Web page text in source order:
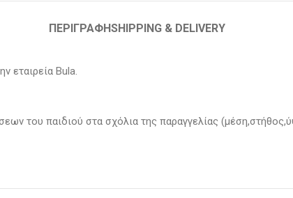
ΠΕΡΙΓΡΑΦΉSHIPPING & DELIVERY
εταιρεία Bula.
του παιδιού στα σχόλια της παραγγελίας